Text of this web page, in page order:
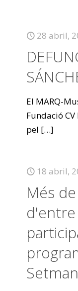
28 abril,
El MARQ-
Fundació
pel […]
18 abril,
Més
d'entre